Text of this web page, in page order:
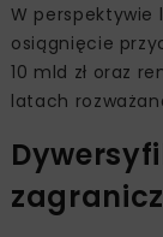
W perspektywie
osiągnięcie
10 mld zł oraz
latach